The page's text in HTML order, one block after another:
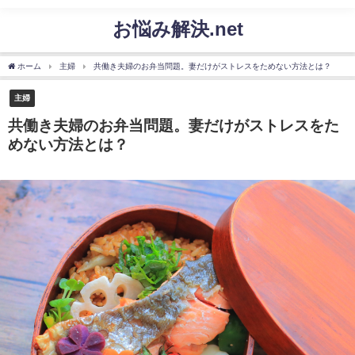
お悩み解決.net
ホーム 主婦 共働き夫婦のお弁当問題。妻だけがストレスをためない方法とは？
主婦
共働き夫婦のお弁当問題。妻だけがストレスをた
めない方法とは？